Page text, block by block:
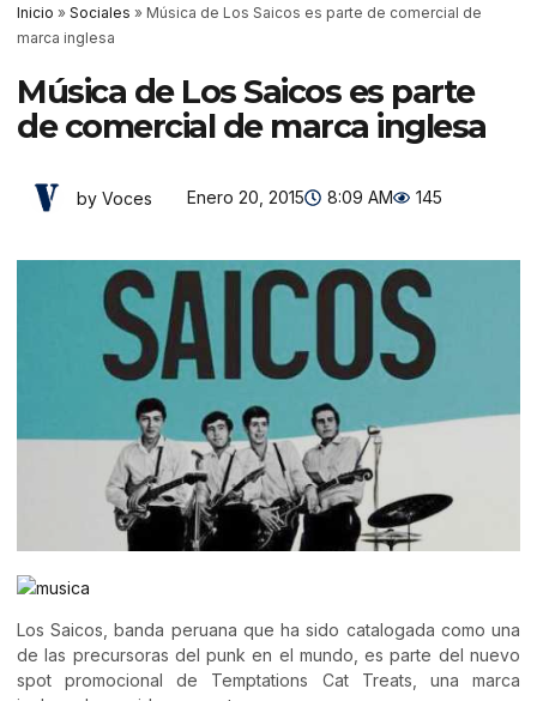
Inicio » Sociales » Música de Los Saicos es parte de comercial de
marca inglesa
Música de Los Saicos es parte
de comercial de marca inglesa
by Voces Enero 20, 2015 8:09 AM 145
Los Saicos, banda peruana que ha sido catalogada como una
de las precursoras del punk en el mundo, es parte del nuevo
spot promocional de Temptations Cat Treats, una marca